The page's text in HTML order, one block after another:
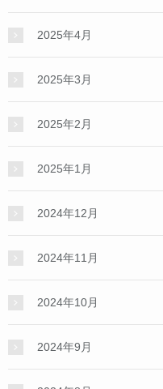
2025年4月
2025年3月
2025年2月
2025年1月
2024年12月
2024年11月
2024年10月
2024年9月